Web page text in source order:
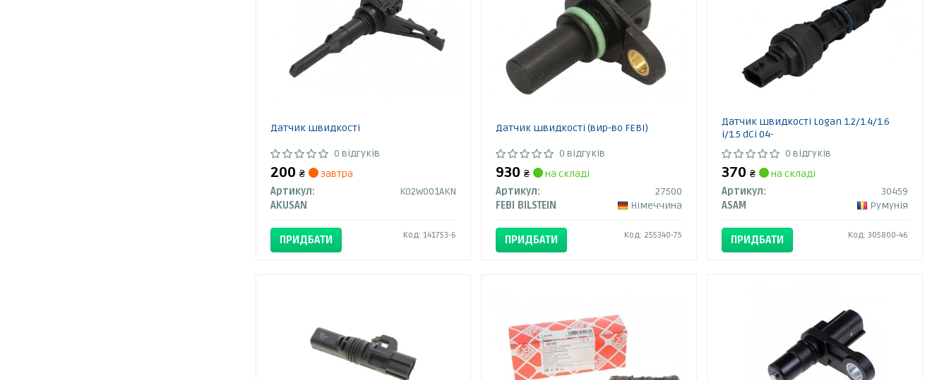
Датчик швидкості
0 відгуків
200 ₴
завтра
Артикул:
K02W001AKN
AKUSAN
ПРИДБАТИ Код: 141753-6
Датчик швидкості (вир-во FEBI)
0 відгуків
930₴
на складі
Артикул:
27500
FEBI BILSTEIN
Німеччина
ПРИДБАТИ Код: 255340-75
Датчик швидкості Logan 1.2/1.4/1.6
i/1.5 dCi 04-
0 відгуків
370₴
на складі
Артикул:
30459
ASAM
Румунія
ПРИДБАТИ Код: 305800-46